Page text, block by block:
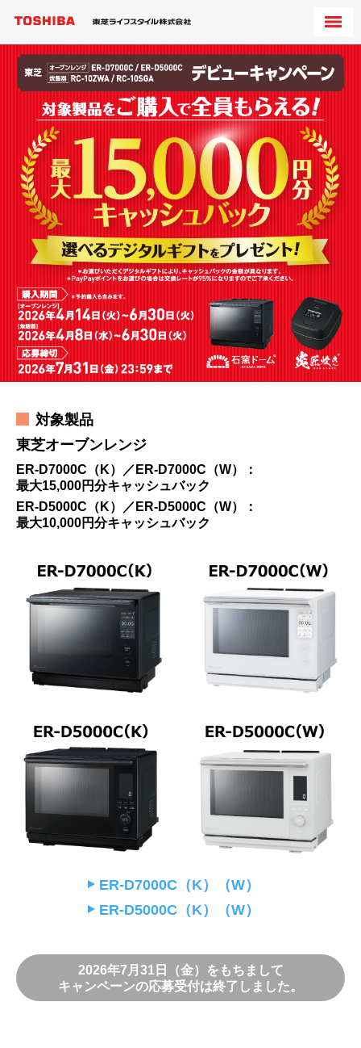
対象製品
東芝オーブンレンジ
ER-D7000C（K）／ER-D7000C（W）：
最大15,000円分キャッシュバック
ER-D5000C（K）／ER-D5000C（W）：
最大10,000円分キャッシュバック
ER-D7000C（K）（W）
ER-D5000C（K）（W）
2026年7月31日（金）をもちまして
キャンペーンの応募受付は終了しました。